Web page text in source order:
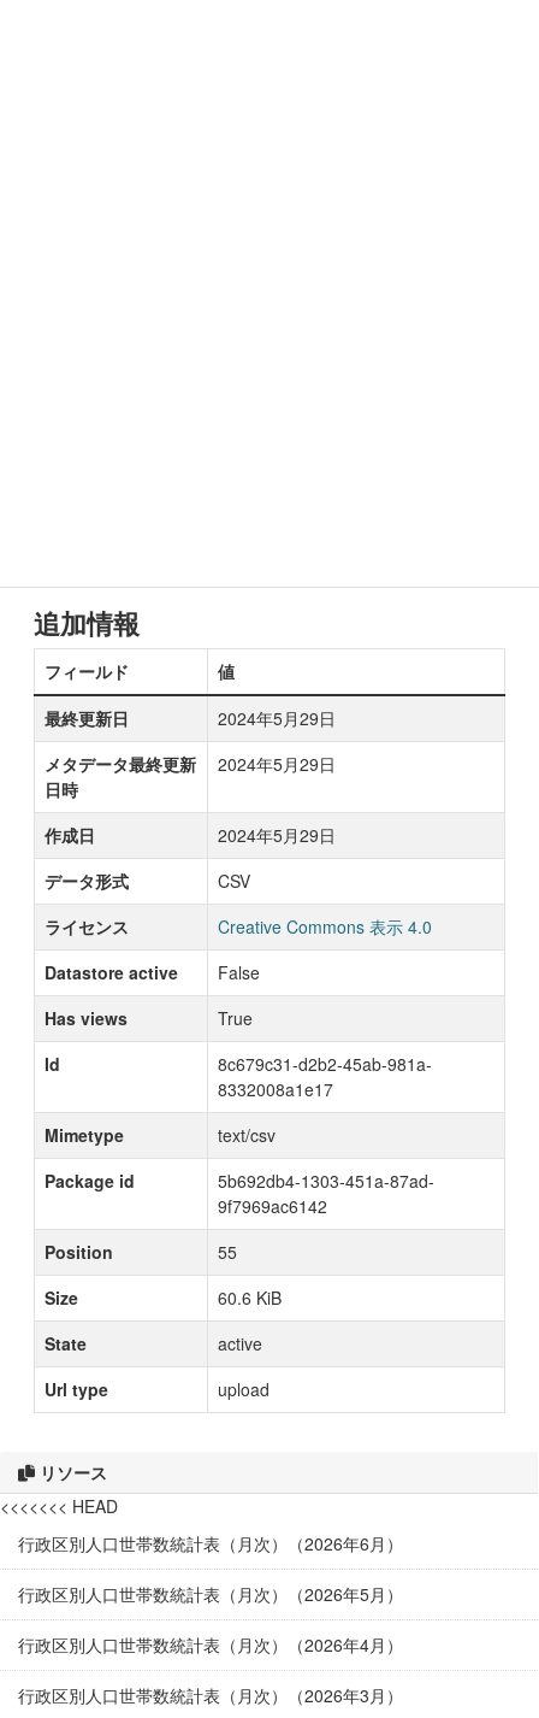
リソース
<<<<<<< HEAD
行政区別人口世帯数統計表（月次）（2026年6月）
行政区別人口世帯数統計表（月次）（2026年5月）
行政区別人口世帯数統計表（月次）（2026年4月）
行政区別人口世帯数統計表（月次）（2026年3月）
追加情報
フィールド
値
最終更新日
2024年5月29日
メタデータ最終更新
日時
2024年5月29日
作成日
2024年5月29日
データ形式
CSV
ライセンス
Creative Commons 表示 4.0
Datastore active
False
Has views
True
Id
8c679c31-d2b2-45ab-981a-
8332008a1e17
Mimetype
text/csv
Package id
5b692db4-1303-451a-87ad-
9f7969ac6142
Position
55
Size
60.6 KiB
State
active
Url type
upload